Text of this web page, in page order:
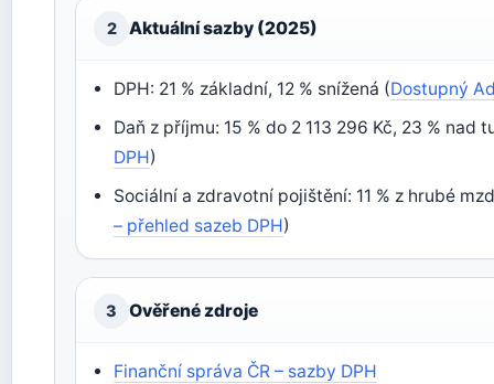
2 Aktuální sazby (2025)
DPH: 21 % základní, 12 % snížená (Dostupný
Daň z příjmu: 15 % do 2 113 296 Kč, 23 % nad
DPH)
Sociální a zdravotní pojištění: 11 % z hrubé
– přehled sazeb DPH)
3 Ověřené zdroje
Finanční správa ČR – sazby DPH